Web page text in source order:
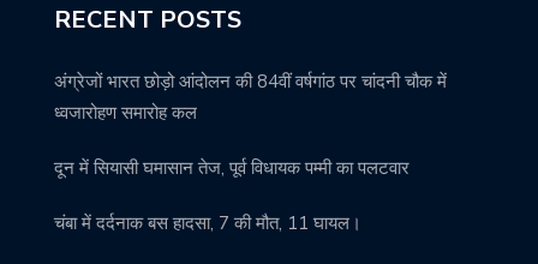
RECENT POSTS
अंग्रेजों भारत छोड़ो आंदोलन की 84वीं वर्षगांठ पर चांदनी चौक में
ध्वजारोहण समारोह कल
दून में सियासी घमासान तेज, पूर्व विधायक पम्मी का पलटवार
चंबा में दर्दनाक बस हादसा, 7 की मौत, 11 घायल।